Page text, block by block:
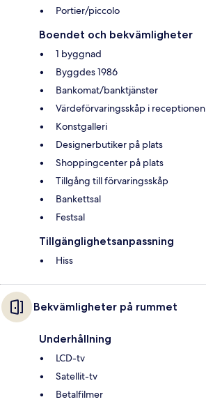
Portier/piccolo
Boendet och bekvämligheter
1 byggnad
Byggdes 1986
Bankomat/banktjänster
Värdeförvaringsskåp i receptionen
Konstgalleri
Designerbutiker på plats
Shoppingcenter på plats
Tillgång till förvaringsskåp
Bankettsal
Festsal
Tillgänglighetsanpassning
Hiss
Bekvämligheter på rummet
Underhållning
LCD-tv
Satellit-tv
Betalfilmer